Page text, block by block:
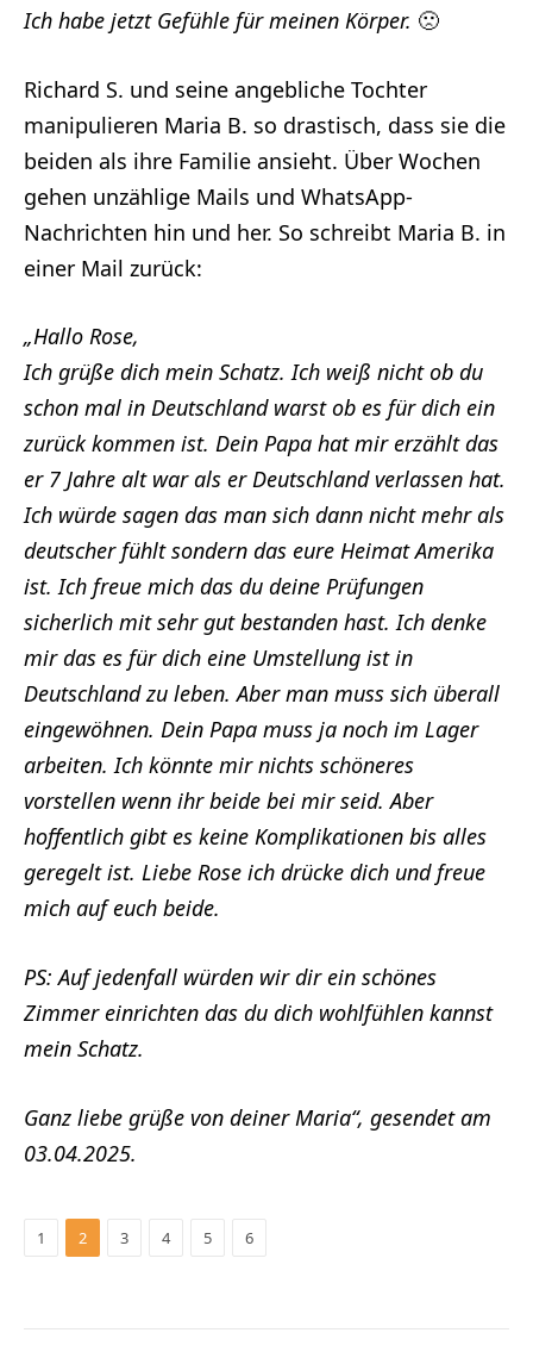
Ich habe jetzt Gefühle für meinen Körper. 🙁
Richard S. und seine angebliche Tochter
manipulieren Maria B. so drastisch, dass sie die
beiden als ihre Familie ansieht. Über Wochen
gehen unzählige Mails und WhatsApp-
Nachrichten hin und her. So schreibt Maria B. in
einer Mail zurück:
„Hallo Rose,
Ich grüße dich mein Schatz. Ich weiß nicht ob du
schon mal in Deutschland warst ob es für dich ein
zurück kommen ist. Dein Papa hat mir erzählt das
er 7 Jahre alt war als er Deutschland verlassen hat.
Ich würde sagen das man sich dann nicht mehr als
deutscher fühlt sondern das eure Heimat Amerika
ist. Ich freue mich das du deine Prüfungen
sicherlich mit sehr gut bestanden hast. Ich denke
mir das es für dich eine Umstellung ist in
Deutschland zu leben. Aber man muss sich überall
eingewöhnen. Dein Papa muss ja noch im Lager
arbeiten. Ich könnte mir nichts schöneres
vorstellen wenn ihr beide bei mir seid. Aber
hoffentlich gibt es keine Komplikationen bis alles
geregelt ist. Liebe Rose ich drücke dich und freue
mich auf euch beide.
PS: Auf jedenfall würden wir dir ein schönes
Zimmer einrichten das du dich wohlfühlen kannst
mein Schatz.
Ganz liebe grüße von deiner Maria“, gesendet am
03.04.2025.
1 2 3 4 5 6